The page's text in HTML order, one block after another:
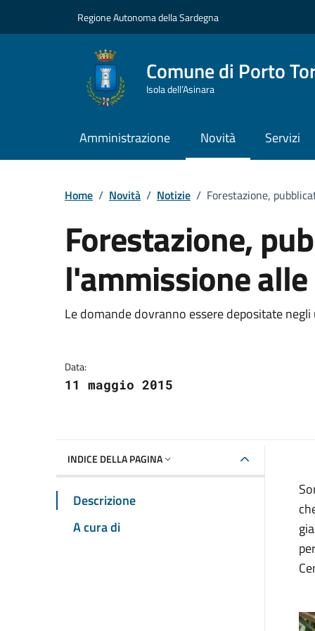
Regione Autonoma della Sardegna
Comune di Porto
Isola dell’Asinara
Amministrazione Novità Servizi
Home / Novità / Notizie / Forestazione,
Forestazione,
l'ammissione
Dettagli della notizia
Le domande dovranno essere depositate
Data:
11 maggio 2015
INDICE DELLA PAGINA
Descrizione
A cura di